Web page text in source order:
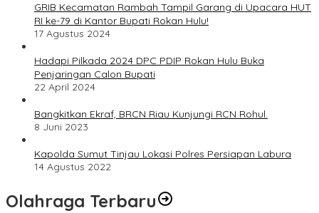
GRIB Kecamatan Rambah Tampil Garang di Upacara HUT
RI ke-79 di Kantor Bupati Rokan Hulu!
17 Agustus 2024
Hadapi Pilkada 2024 DPC PDIP Rokan Hulu Buka
Penjaringan Calon Bupati
22 April 2024
Bangkitkan Ekraf, BRCN Riau Kunjungi RCN Rohul.
8 Juni 2023
Kapolda Sumut Tinjau Lokasi Polres Persiapan Labura
14 Agustus 2022
Olahraga Terbaru